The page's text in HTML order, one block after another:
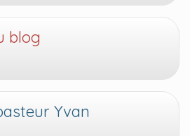
blog
Yvan